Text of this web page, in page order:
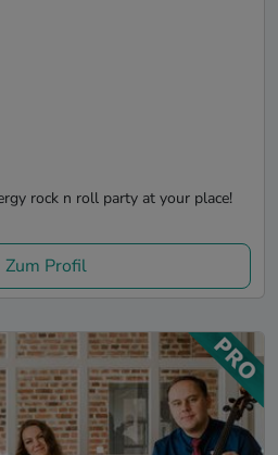
rock n roll party at your place!
Zum Profil